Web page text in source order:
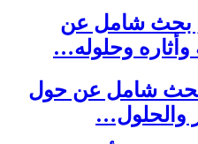
, بحث شامل عن
وأثاره وحلوله…
بحث شامل عن حول
والحلول…